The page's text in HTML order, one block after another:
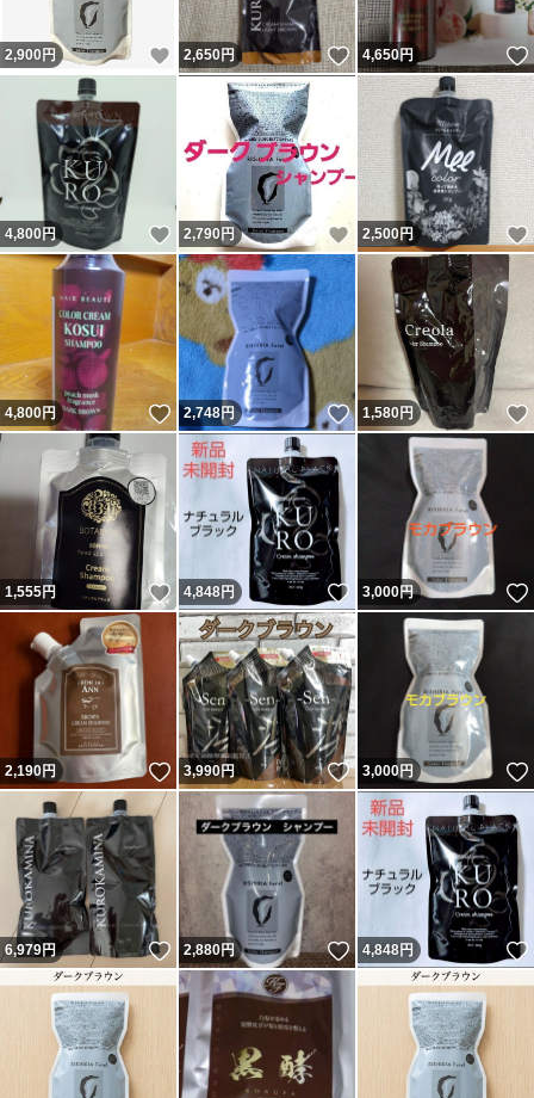
2,900 円 いいね！
2,650円 いいね！
4,650円
4,800円 いいね！
2,790円 いいね！
2,500円
4,800円 いいね！
2,748円 いいね！
1,580円
1,555円 いいね！
4,848円 いいね！
3,000円
2,190円 いいね！
3,990円 いいね！
3,000円
6,979円 いいね！
2,880円 いいね！
4,848円